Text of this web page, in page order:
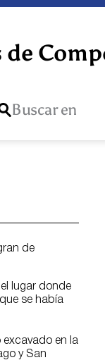
de
Buscar en
de
lugar donde
se había
excavado en la
y San